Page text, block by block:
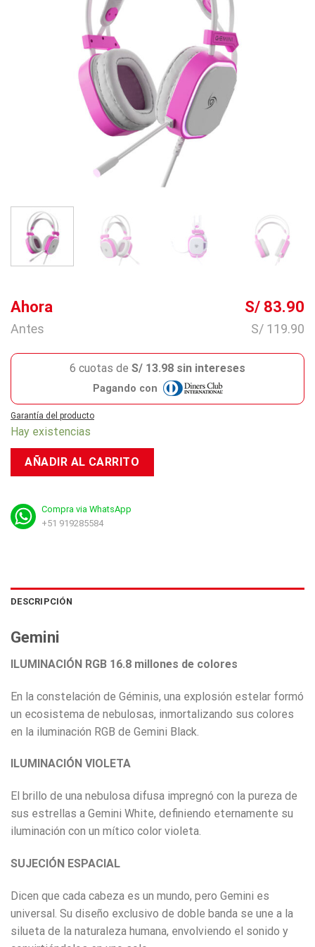
Ahora S/ 83.90
Antes S/ 119.90
6 cuotas de S/ 13.98 sin intereses
Pagando con
Garantía del producto
Hay existencias
AÑADIR AL CARRITO
Compra via WhatsApp
+51 919285584
DESCRIPCIÓN
Gemini
ILUMINACIÓN RGB 16.8 millones de colores
En la constelación de Géminis, una explosión estelar formó
un ecosistema de nebulosas, inmortalizando sus colores
en la iluminación RGB de Gemini Black.
ILUMINACIÓN VIOLETA
El brillo de una nebulosa difusa impregnó con la pureza de
sus estrellas a Gemini White, definiendo eternamente su
iluminación con un mítico color violeta.
SUJECIÓN ESPACIAL
Dicen que cada cabeza es un mundo, pero Gemini es
universal. Su diseño exclusivo de doble banda se une a la
silueta de la naturaleza humana, envolviendo el sonido y